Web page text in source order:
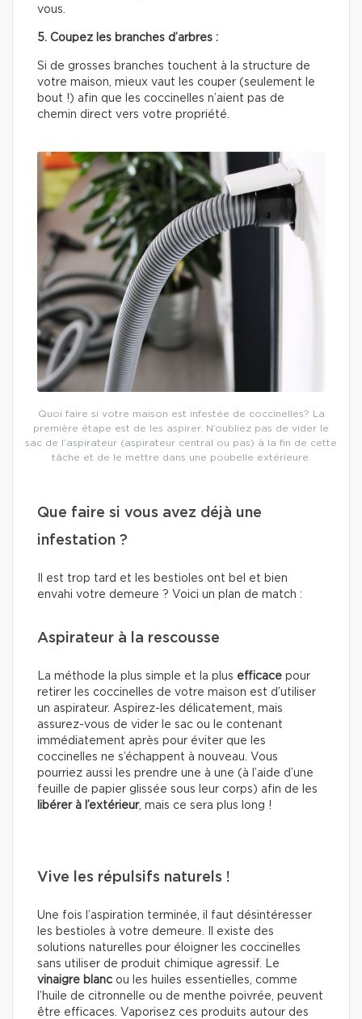
vous.
5. Coupez les branches d’arbres :
Si de grosses branches touchent à la structure de
votre maison, mieux vaut les couper (seulement le
bout !) afin que les coccinelles n’aient pas de
chemin direct vers votre propriété.
Quoi faire si votre maison est infestée de coccinelles? La
première étape est de les aspirer. N’oubliez pas de vider le
sac de l’aspirateur (aspirateur central ou pas) à la fin de cette
tâche et de le mettre dans une poubelle extérieure.
Que faire si vous avez déjà une
infestation ?
Il est trop tard et les bestioles ont bel et bien
envahi votre demeure ? Voici un plan de match :
Aspirateur à la rescousse
La méthode la plus simple et la plus efficace pour
retirer les coccinelles de votre maison est d’utiliser
un aspirateur. Aspirez-les délicatement, mais
assurez-vous de vider le sac ou le contenant
immédiatement après pour éviter que les
coccinelles ne s’échappent à nouveau. Vous
pourriez aussi les prendre une à une (à l’aide d’une
feuille de papier glissée sous leur corps) afin de les
libérer à l’extérieur, mais ce sera plus long !
Vive les répulsifs naturels !
Une fois l’aspiration terminée, il faut désintéresser
les bestioles à votre demeure. Il existe des
solutions naturelles pour éloigner les coccinelles
sans utiliser de produit chimique agressif. Le
vinaigre blanc ou les huiles essentielles, comme
l’huile de citronnelle ou de menthe poivrée, peuvent
être efficaces. Vaporisez ces produits autour des